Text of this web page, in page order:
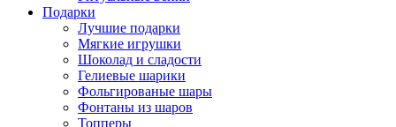
Подарки
Лучшие подарки
Мягкие игрушки
Шоколад и сладости
Гелиевые шарики
Фольгированые шары
Фонтаны из шаров
Топперы